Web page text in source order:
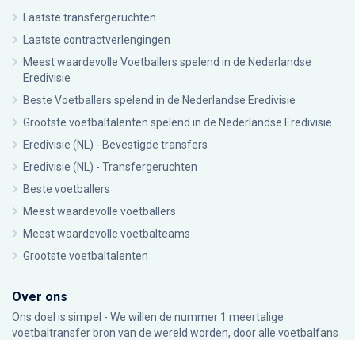
Laatste transfergeruchten
Laatste contractverlengingen
Meest waardevolle Voetballers spelend in de Nederlandse
Eredivisie
Beste Voetballers spelend in de Nederlandse Eredivisie
Grootste voetbaltalenten spelend in de Nederlandse Eredivisie
Eredivisie (NL) - Bevestigde transfers
Eredivisie (NL) - Transfergeruchten
Beste voetballers
Meest waardevolle voetballers
Meest waardevolle voetbalteams
Grootste voetbaltalenten
Over ons
Ons doel is simpel - We willen de nummer 1 meertalige
voetbaltransfer bron van de wereld worden, door alle voetbalfans